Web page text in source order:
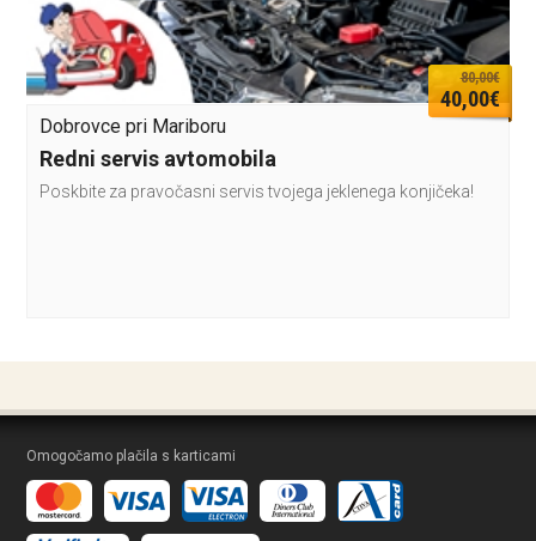
80,00€
40,00€
Dobrovce pri Mariboru
Redni servis avtomobila
Poskbite za pravočasni servis tvojega jeklenega konjičeka!
Omogočamo plačila s karticami